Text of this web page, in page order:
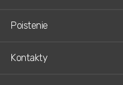
Poistenie
Kontakty